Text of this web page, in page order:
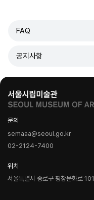
FAQ
공지사항
문의
semaaa@seoul.go.kr
02-2124-7400
위치
서울특별시 종로구 평창문화로 101